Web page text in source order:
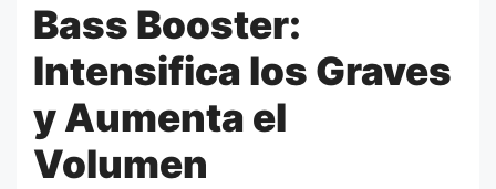
Bass Booster:
Intensifica los Graves
y Aumenta el
Volumen